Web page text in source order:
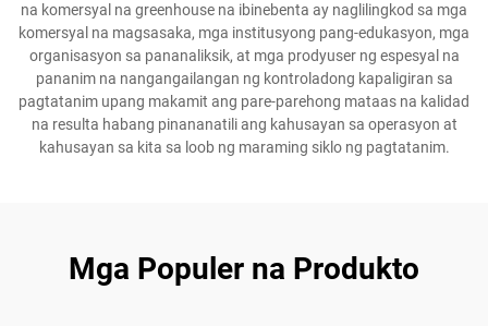
na komersyal na greenhouse na ibinebenta ay naglilingkod sa mga
komersyal na magsasaka, mga institusyong pang-edukasyon, mga
organisasyon sa pananaliksik, at mga prodyuser ng espesyal na
pananim na nangangailangan ng kontroladong kapaligiran sa
pagtatanim upang makamit ang pare-parehong mataas na kalidad
na resulta habang pinananatili ang kahusayan sa operasyon at
kahusayan sa kita sa loob ng maraming siklo ng pagtatanim.
Mga Populer na Produkto